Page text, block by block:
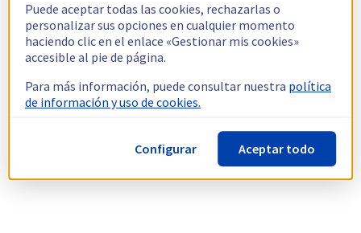
Puede aceptar todas las cookies, rechazarlas o
personalizar sus opciones en cualquier momento
haciendo clic en el enlace «Gestionar mis cookies»
accesible al pie de página.
Para más información, puede consultar nuestra política
de información y uso de cookies.
Configurar Aceptar todo